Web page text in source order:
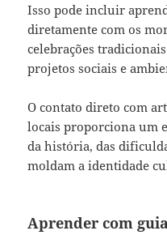
Isso pode incluir
diretamente com os
celebrações
projetos sociais e
O contato direto com
locais proporciona um
da história, das
moldam a identidade
Aprender com